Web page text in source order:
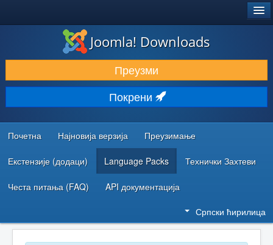
ПРЕУЗИМАЊЕ И ПРОШИРЕЊА (ЕКСТЕНЗИЈЕ)
ОТКРИЈТЕ И НАУЧИТЕ
ЗАЈЕДНИЦА И ПОДРШКА
РЕСУРСИ ЗА РАЗВОЈ
Joomla! Downloads
Преузми
Покрени
Почетна Најновија верзија Преузимање
Екстензије (додаци) Language Packs Технички Захтеви
Честа питања (FAQ) API документација
Српски ћирилица